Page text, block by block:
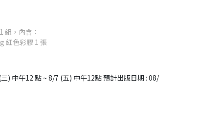
組，內含：
紅色彩膠 1 張
) 中午12 點 ~ 8/7 (五) 中午12點 預計出版日期 : 08/